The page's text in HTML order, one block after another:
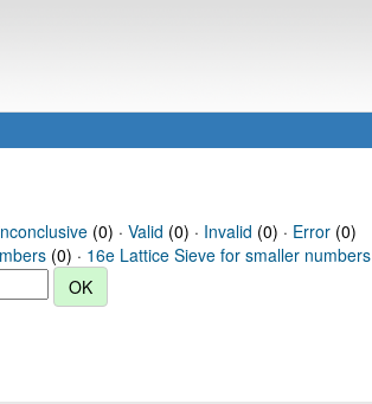
(0) · Valid (0) · Invalid (0) · Error(0)
(0) · 16e Lattice Sieve for smaller numbers